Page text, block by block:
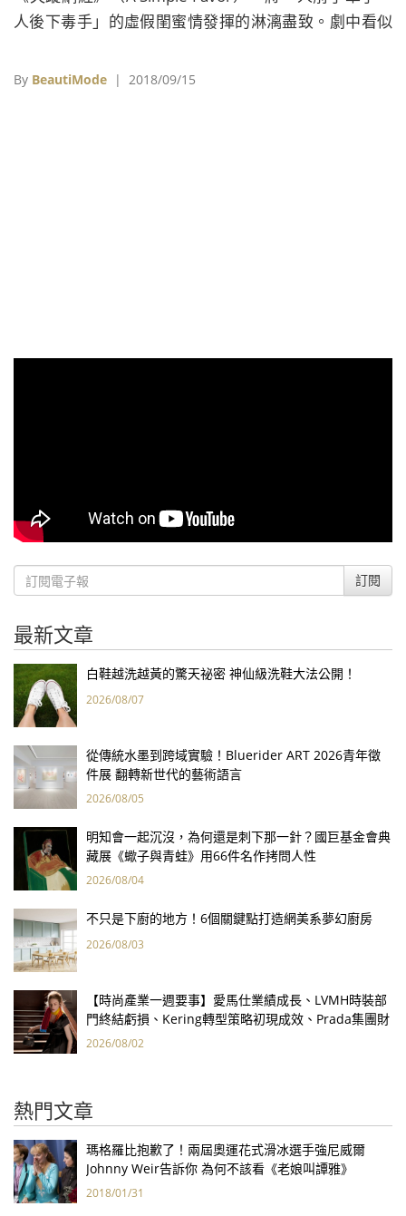
人後下毒手」的虛假閨蜜情發揮的淋漓盡致。劇中看似
軌，互相算計，然而在現實生活中，這兩位女星卻因戲
By BeautiMode | 2018/09/15
訂閱
最新文章
白鞋越洗越黃的驚天祕密 神仙級洗鞋大法公開！
2026/08/07
從傳統水墨到跨域實驗！Bluerider ART 2026青年徵
件展 翻轉新世代的藝術語言
2026/08/05
明知會一起沉沒，為何還是刺下那一針？國巨基金會典
藏展《蠍子與青蛙》用66件名作拷問人性
2026/08/04
不只是下廚的地方！6個關鍵點打造網美系夢幻廚房
2026/08/03
【時尚產業一週要事】愛馬仕業績成長、LVMH時裝部
門終結虧損、Kering轉型策略初現成效、Prada集團財
報亮眼
2026/08/02
熱門文章
瑪格羅比抱歉了！兩屆奧運花式滑冰選手強尼威爾
Johnny Weir告訴你 為何不該看《老娘叫譚雅》
2018/01/31